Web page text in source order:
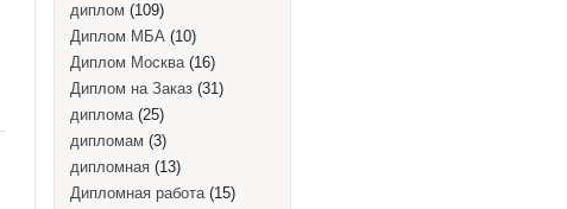
диплом (109)
Диплом МБА (10)
Диплом Москва (16)
Диплом на Заказ (31)
диплома (25)
дипломам (3)
дипломная (13)
Дипломная работа (15)